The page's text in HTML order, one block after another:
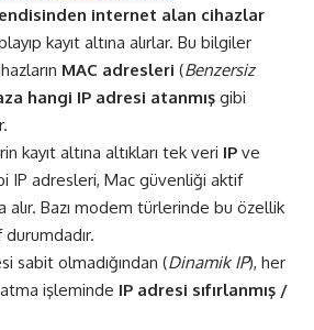
internet alan cihazlar
kayıt altına alırlar. Bu bilgiler
MAC adresleri (Benzersiz
hangi IP adresi atanmış gibi
kayıt altına altıkları tek veri IP ve
IP adresleri, Mac güvenliği aktif
alır. Bazı modem türlerinde bu özellik
sabit olmadığından (Dinamik IP), her
işleminde IP adresi sıfırlanmış /